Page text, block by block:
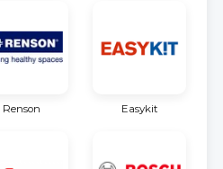
Renson Easykit